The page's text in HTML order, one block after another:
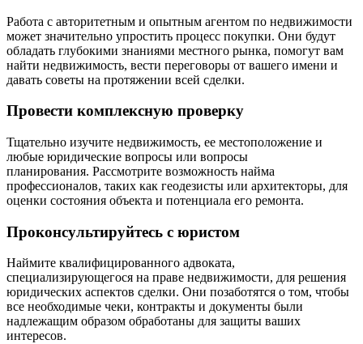
Работа с авторитетным и опытным агентом по недвижимости
может значительно упростить процесс покупки. Они будут
обладать глубокими знаниями местного рынка, помогут вам
найти недвижимость, вести переговоры от вашего имени и
давать советы на протяжении всей сделки.
Провести комплексную проверку
Тщательно изучите недвижимость, ее местоположение и
любые юридические вопросы или вопросы
планирования. Рассмотрите возможность найма
профессионалов, таких как геодезисты или архитекторы, для
оценки состояния объекта и потенциала его ремонта.
Проконсультируйтесь с юристом
Наймите квалифицированного адвоката,
специализирующегося на праве недвижимости, для решения
юридических аспектов сделки. Они позаботятся о том, чтобы
все необходимые чеки, контракты и документы были
надлежащим образом обработаны для защиты ваших
интересов.